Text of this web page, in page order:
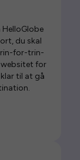
du skal
for-trin-
websitet for
til at gå